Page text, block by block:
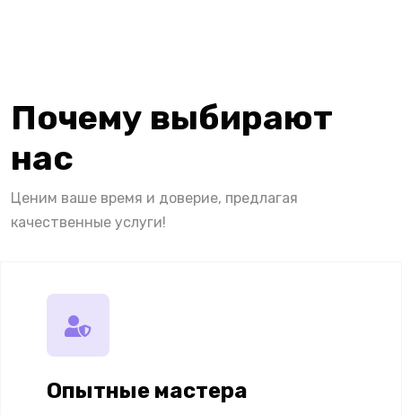
Почему выбирают
нас
Ценим ваше время и доверие, предлагая
качественные услуги!
Опытные мастера